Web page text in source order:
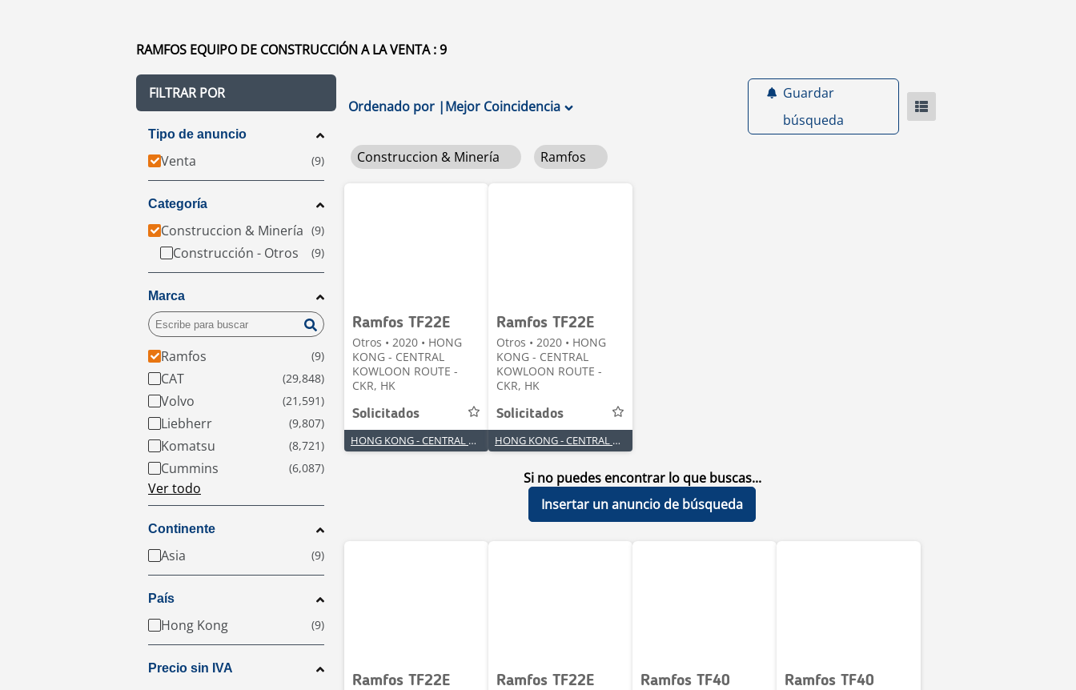
RAMFOS EQUIPO DE CONSTRUCCIÓN A LA VENTA : 9
FILTRAR POR
Tipo de anuncio
Venta
Categoría
Construccion & Minería
Construcción - Otros
Marca
Ramfos
CAT
Volvo
Liebherr
Komatsu
Cummins
Ver todo
Continente
Asia
País
Hong Kong
Precio sin IVA
Ordenado por |Mejor Coincidencia
Guardar
búsqueda
Construccion & Minería Ramfos
Ramfos TF22E
Otros • 2020 • HONG
KONG - CENTRAL
KOWLOON ROUTE -
CKR, HK
Solicitados
HONG KONG - CENTRAL KOWLOON ROUTE - CKR
Ramfos TF22E
Otros • 2020 • HONG
KONG - CENTRAL
KOWLOON ROUTE -
CKR, HK
Solicitados
HONG KONG - CENTRAL KOWLOON ROUTE - CKR
Si no puedes encontrar lo que buscas...
Insertar un anuncio de búsqueda
Ramfos TF22E Ramfos TF22E Ramfos TF40 Ramfos TF40